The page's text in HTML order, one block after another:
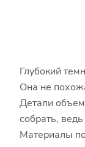
Глубокий
Она не
Детали
собрать,
Материалы